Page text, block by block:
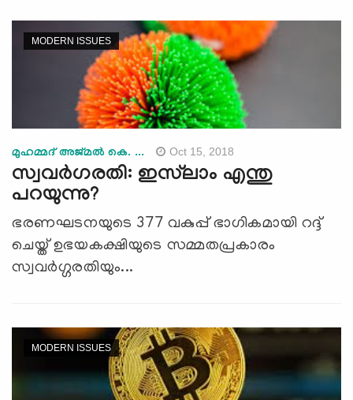
MODERN ISSUES
മുഹമ്മദ് അജ്മല്‍ കെ. ... Oct 15, 2018
സ്വവര്‍ഗരതി: ഇസ്‌ലാം എന്തു
പറയുന്നു?
ഭരണഘടനയുടെ 377 വകുപ്പ് ഭാഗികമായി റദ്ദ്
ചെയ്ത് ഉഭയകക്ഷിയുടെ സമ്മതപ്രകാരം
സ്വവര്‍ഗ്ഗരതിയും...
MODERN ISSUES